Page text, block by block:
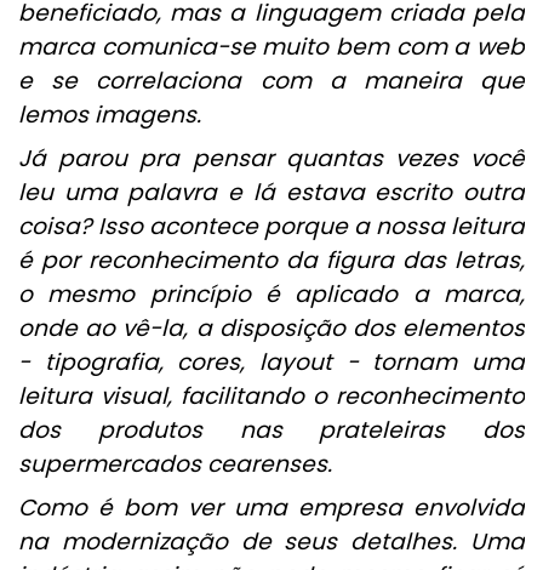
beneficiado, mas a linguagem criada pela
marca comunica-se muito bem com a web
e se correlaciona com a maneira que
lemos imagens.
Já parou pra pensar quantas vezes você
leu uma palavra e lá estava escrito outra
coisa? Isso acontece porque a nossa leitura
é por reconhecimento da figura das letras,
o mesmo princípio é aplicado a marca,
onde ao vê-la, a disposição dos elementos
- tipografia, cores, layout - tornam uma
leitura visual, facilitando o reconhecimento
dos produtos nas prateleiras dos
supermercados cearenses.
Como é bom ver uma empresa envolvida
na modernização de seus detalhes. Uma